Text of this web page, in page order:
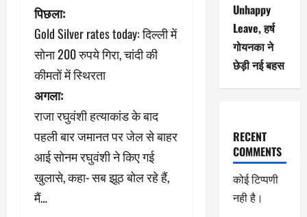
पो
स्ट
ने
वि
गे
श
न
पिछला:
Gold Silver rates today: दिल्ली में
सोना 200 रुपये गिरा, चांदी की
कीमतों में स्थिरता
अगला:
राजा रघुवंशी हत्याकांड के बाद
पहली बार जमानत पर जेल से बाहर
आई सोनम रघुवंशी ने किए गई
खुलासे, कहा- सब झूठ बोल रहे हैं,
मैं…
Unhappy
Leave, हर्ष
गोयनका ने
छेड़ी नई बहस
RECENT
COMMENTS
कोई टिप्पणी
नही है।